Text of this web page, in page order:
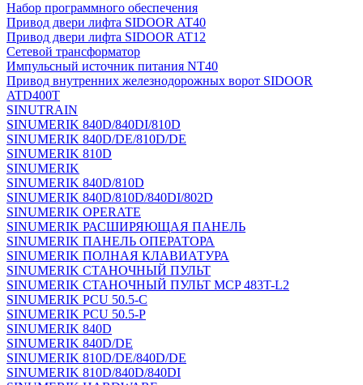
Набор программного обеспечения
Привод двери лифта SIDOOR AT40
Привод двери лифта SIDOOR AT12
Сетевой трансформатор
Импульсный источник питания NT40
Привод внутренних железнодорожных ворот SIDOOR
ATD400T
SINUTRAIN
SINUMERIK 840D/840DI/810D
SINUMERIK 840D/DE/810D/DE
SINUMERIK 810D
SINUMERIK
SINUMERIK 840D/810D
SINUMERIK 840D/810D/840DI/802D
SINUMERIK OPERATE
SINUMERIK РАСШИРЯЮЩАЯ ПАНЕЛЬ
SINUMERIK ПАНЕЛЬ ОПЕРАТОРА
SINUMERIK ПОЛНАЯ КЛАВИАТУРА
SINUMERIK СТАНОЧНЫЙ ПУЛЬТ
SINUMERIK СТАНОЧНЫЙ ПУЛЬТ MCP 483T-L2
SINUMERIK PCU 50.5-C
SINUMERIK PCU 50.5-P
SINUMERIK 840D
SINUMERIK 840D/DE
SINUMERIK 810D/DE/840D/DE
SINUMERIK 810D/840D/840DI